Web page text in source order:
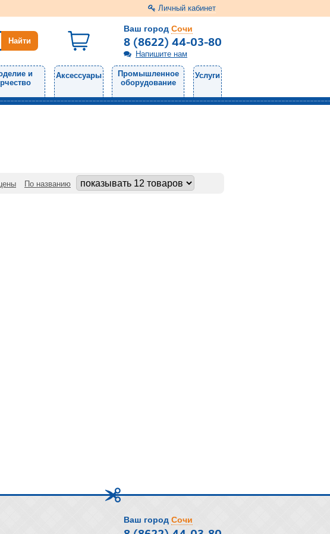
Личный кабинет
Ваш город Сочи
8 (8622) 44-03-80
Напишите нам
и
Аксессуары
Промышленное
оборудование
Услуги
По названию
Ваш город Сочи